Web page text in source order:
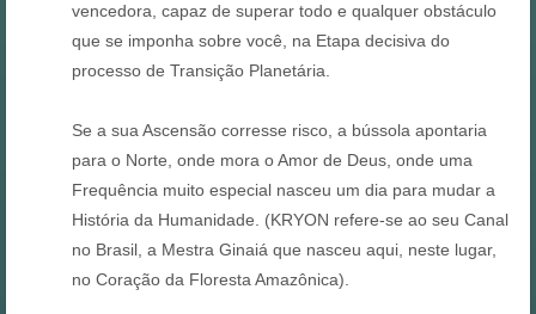
vencedora, capaz de superar todo e qualquer obstáculo
que se imponha sobre você, na Etapa decisiva do
processo de Transição Planetária.
Se a sua Ascensão corresse risco, a bússola apontaria
para o Norte, onde mora o Amor de Deus, onde uma
Frequência muito especial nasceu um dia para mudar a
História da Humanidade. (KRYON refere-se ao seu Canal
no Brasil, a Mestra Ginaiá que nasceu aqui, neste lugar,
no Coração da Floresta Amazônica).